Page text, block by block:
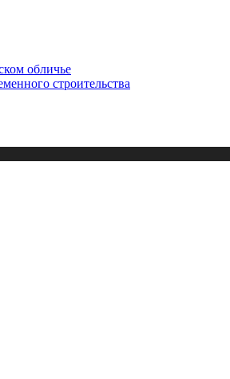
обличье
строительства